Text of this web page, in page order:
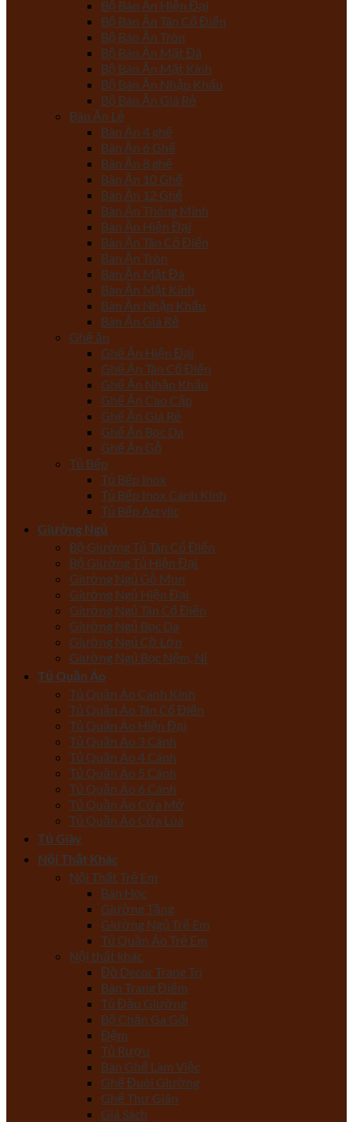
Bộ Bàn Ăn Hiện Đại
Bộ Bàn Ăn Tân Cổ Điển
Bộ Bàn Ăn Tròn
Bộ Bàn Ăn Mặt Đá
Bộ Bàn Ăn Mặt Kính
Bộ Bàn Ăn Nhập Khẩu
Bộ Bàn Ăn Giá Rẻ
Bàn Ăn Lẻ
Bàn Ăn 4 ghế
Bàn Ăn 6 Ghế
Bàn Ăn 8 ghế
Bàn Ăn 10 Ghế
Bàn Ăn 12 Ghế
Bàn Ăn Thông Minh
Bàn Ăn Hiện Đại
Bàn Ăn Tân Cổ Điển
Bàn Ăn Tròn
Bàn Ăn Mặt Đá
Bàn Ăn Mặt Kính
Bàn Ăn Nhập Khẩu
Bàn Ăn Giá Rẻ
Ghế ăn
Ghế Ăn Hiện Đại
Ghế Ăn Tân Cổ Điển
Ghế Ăn Nhập Khẩu
Ghế Ăn Cao Cấp
Ghế Ăn Giá Rẻ
Ghế Ăn Bọc Da
Ghế Ăn Gỗ
Tủ Bếp
Tủ Bếp Inox
Tủ Bếp Inox Cánh Kính
Tủ Bếp Acrylic
Giường Ngủ
Bộ Giường Tủ Tân Cổ Điển
Bộ Giường Tủ Hiện Đại
Giường Ngủ Gỗ Mun
Giường Ngủ Hiện Đại
Giường Ngủ Tân Cổ Điển
Giường Ngủ Bọc Da
Giường Ngủ Cỡ Lớn
Giường Ngủ Bọc Nệm, Nỉ
Tủ Quần Áo
Tủ Quần Áo Cánh Kính
Tủ Quần Áo Tân Cổ Điển
Tủ Quần Áo Hiện Đại
Tủ Quần Áo 3 Cánh
Tủ Quần Áo 4 Cánh
Tủ Quần Áo 5 Cánh
Tủ Quần Áo 6 Cánh
Tủ Quần Áo Cửa Mở
Tủ Quần Áo Cửa Lùa
Tủ Giày
Nội Thất Khác
Nội Thất Trẻ Em
Bàn Học
Giường Tầng
Giường Ngủ Trẻ Em
Tủ Quần Áo Trẻ Em
Nội thất khác
Đồ Decor Trang Trí
Bàn Trang Điểm
Tủ Đầu Giường
Bộ Chăn Ga Gối
Đệm
Tủ Rượu
Bàn Ghế Làm Việc
Ghế Đuôi Giường
Ghế Thư Giãn
Giá Sách